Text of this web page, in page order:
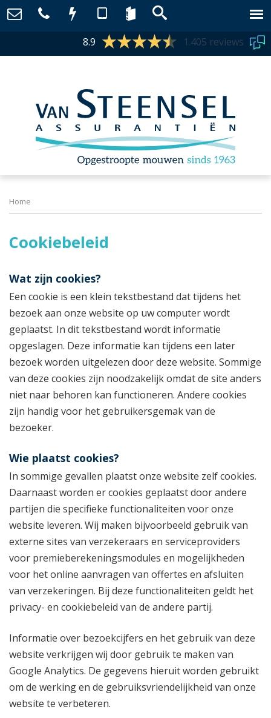
8.9 1.405 reviews
Home
Cookiebeleid
Wat zijn cookies?
Een cookie is een klein tekstbestand dat tijdens het
bezoek aan onze website op uw computer wordt
geplaatst. In dit tekstbestand wordt informatie
opgeslagen. Deze informatie kan tijdens een later
bezoek worden uitgelezen door deze website. Sommige
van deze cookies zijn noodzakelijk omdat de site anders
niet naar behoren kan functioneren. Andere cookies
zijn handig voor het gebruikersgemak van de
bezoeker.
Wie plaatst cookies?
In sommige gevallen plaatst onze website zelf cookies.
Daarnaast worden er cookies geplaatst door andere
partijen die specifieke functionaliteiten voor onze
website leveren. Wij maken bijvoorbeeld gebruik van
externe sites van verzekeraars en serviceproviders
voor premieberekeningsmodules en mogelijkheden
voor het online aanvragen van offertes en afsluiten
van verzekeringen. Bij deze functionaliteiten geldt het
privacy- en cookiebeleid van de andere partij.
Informatie over bezoekcijfers en het gebruik van deze
website verkrijgen wij door gebruik te maken van
Google Analytics. De gegevens hieruit worden gebruikt
om de werking en de gebruiksvriendelijkheid van onze
website te verbeteren.